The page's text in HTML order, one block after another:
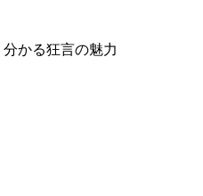
かる狂言の魅力